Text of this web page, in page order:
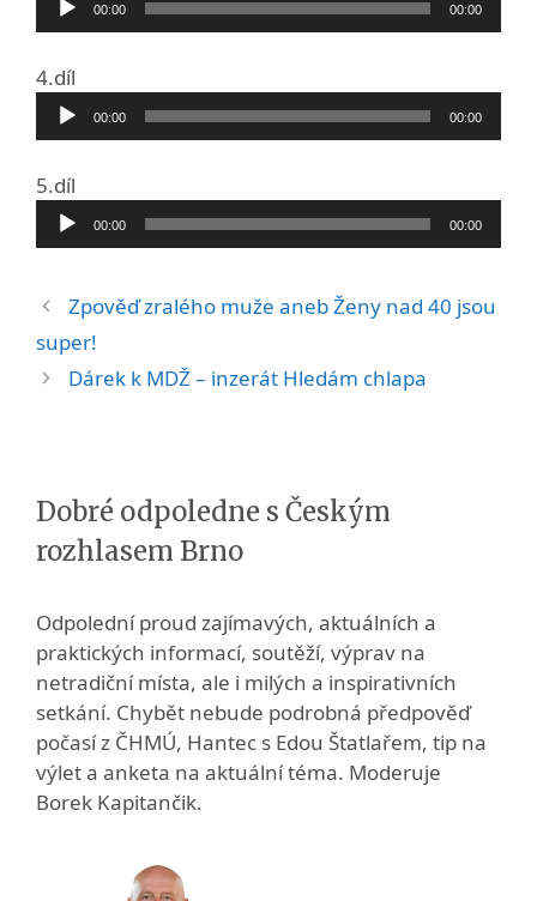
00:00 00:00
4.díl
přehrávač
00:00 00:00
5.díl
přehrávač
00:00 00:00
Zpověď zralého muže aneb Ženy nad 40 jsou
super!
Dárek k MDŽ – inzerát Hledám chlapa
Dobré odpoledne s Českým
rozhlasem Brno
Odpolední proud zajímavých, aktuálních a
praktických informací, soutěží, výprav na
netradiční místa, ale i milých a inspirativních
setkání. Chybět nebude podrobná předpověď
počasí z ČHMÚ, Hantec s Edou Štatlařem, tip na
výlet a anketa na aktuální téma. Moderuje
Borek Kapitančik.